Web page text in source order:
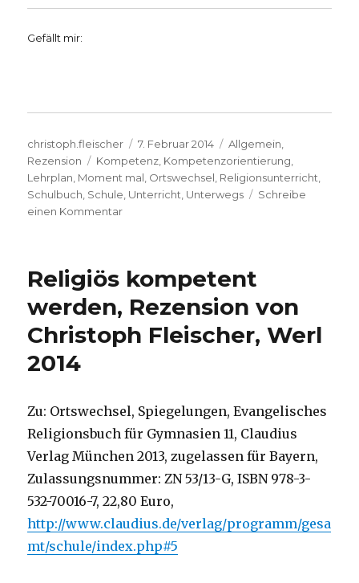
Gefällt mir:
Autor
christoph.fleischer
Veröffentlicht
am
7. Februar 2014 Kategorien
Allgemein
Rezension
Schlagwörter
Kompetenz Kompetenzorientierung
Lehrplan Moment mal Ortswechsel Religionsunterricht
Schulbuch Schule Unterricht Unterwegs
Schreibe
einen Kommentarzu
der
Rezension
von
Christoph
Religiös kompetent
werden, Rezension von
Christoph Fleischer, Werl
2014
Zu: Ortswechsel, Spiegelungen, Evangelisches
Religionsbuch für Gymnasien 11, Claudius
Verlag München 2013, zugelassen für Bayern,
Zulassungsnummer: ZN 53/13-G, ISBN 978-3-
532-70016-7, 22,80 Euro,
http://www.claudius.de/verlag/programm/gesa
mt/schule/index.php#5